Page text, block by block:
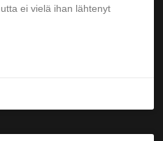
ei vielä ihan lähtenyt